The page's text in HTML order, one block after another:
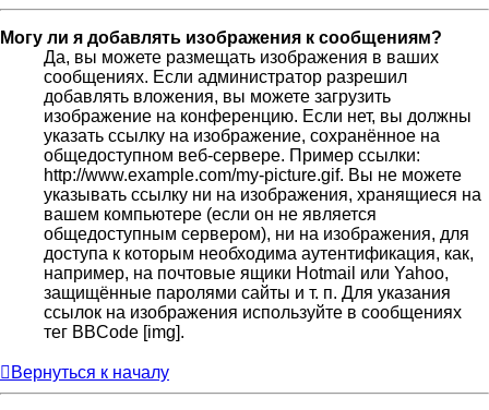
Могу ли я добавлять изображения к сообщениям?
Да, вы можете размещать изображения в ваших
сообщениях. Если администратор разрешил
добавлять вложения, вы можете загрузить
изображение на конференцию. Если нет, вы должны
указать ссылку на изображение, сохранённое на
общедоступном веб-сервере. Пример ссылки:
http://www.example.com/my-picture.gif. Вы не можете
указывать ссылку ни на изображения, хранящиеся на
вашем компьютере (если он не является
общедоступным сервером), ни на изображения, для
доступа к которым необходима аутентификация, как,
например, на почтовые ящики Hotmail или Yahoo,
защищённые паролями сайты и т. п. Для указания
ссылок на изображения используйте в сообщениях
тег BBCode [img].
Вернуться к началу